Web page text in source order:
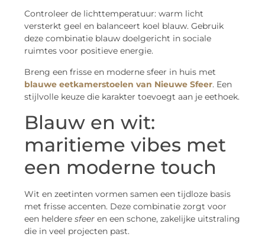
Controleer de lichttemperatuur: warm licht
versterkt geel en balanceert koel blauw. Gebruik
deze combinatie blauw doelgericht in sociale
ruimtes voor positieve energie.
Breng een frisse en moderne sfeer in huis met
blauwe eetkamerstoelen van Nieuwe Sfeer. Een
stijlvolle keuze die karakter toevoegt aan je eethoek.
Blauw en wit:
maritieme vibes met
een moderne touch
Wit en zeetinten vormen samen een tijdloze basis
met frisse accenten. Deze combinatie zorgt voor
een heldere sfeer en een schone, zakelijke uitstraling
die in veel projecten past.